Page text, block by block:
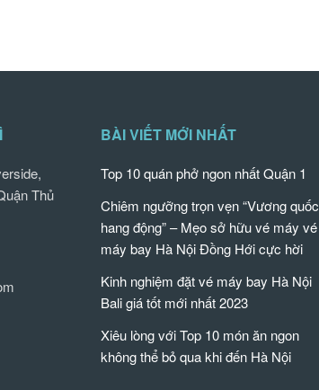
Thủ
BÀI VIẾT MỚI NHẤT
Top 10 quán phở ngon nhất Quận 1
Chiêm ngưỡng trọn vẹn “Vương quốc
hang động” – Mẹo sở hữu vé máy vé
máy bay Hà Nội Đồng Hới cực hời
Kinh nghiệm đặt vé máy bay Hà Nội
Bali giá tốt mới nhất 2023
Xiêu lòng với Top 10 món ăn ngon
không thể bỏ qua khi đến Hà Nội